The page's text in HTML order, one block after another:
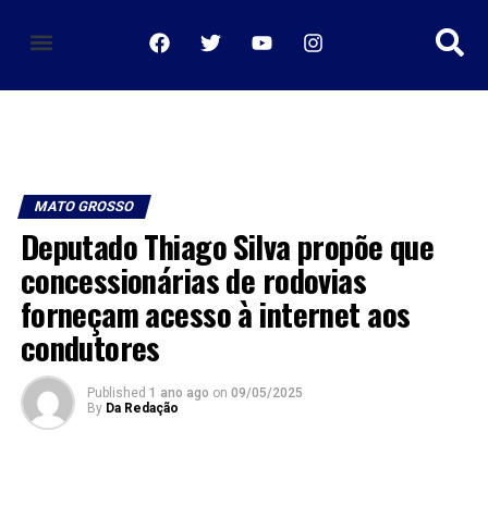
MATO GROSSO
Deputado Thiago Silva propõe que
concessionárias de rodovias
forneçam acesso à internet aos
condutores
Published 1 ano ago on 09/05/2025
By Da Redação